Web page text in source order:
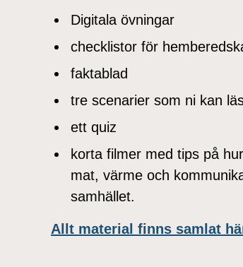
Digitala övningar
checklistor för
faktablad
tre scenarier som ni kan
ett quiz
korta filmer med tips på
mat, värme och
samhället.
Allt material finns samlat